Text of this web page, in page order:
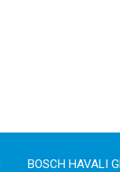
BOSCH HAVALI